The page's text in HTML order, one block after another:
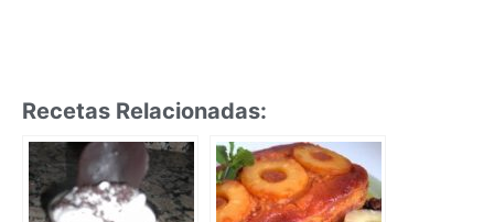
Recetas Relacionadas: